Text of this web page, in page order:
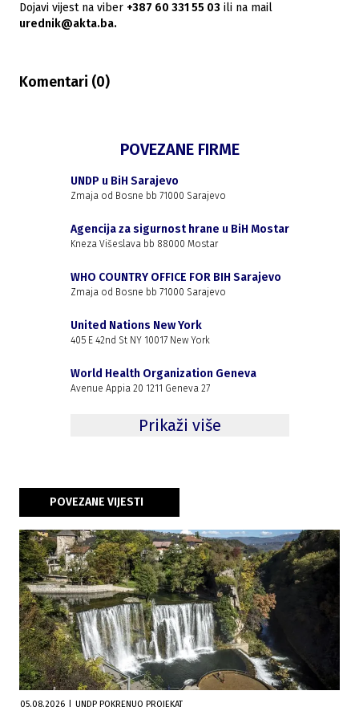
Dojavi vijest na viber +387 60 331 55 03 ili na mail
urednik@akta.ba.
Komentari (0)
POVEZANE FIRME
UNDP u BiH Sarajevo
Zmaja od Bosne bb 71000 Sarajevo
Agencija za sigurnost hrane u BiH Mostar
Kneza Višeslava bb 88000 Mostar
WHO COUNTRY OFFICE FOR BIH Sarajevo
Zmaja od Bosne bb 71000 Sarajevo
United Nations New York
405 E 42nd St NY 10017 New York
World Health Organization Geneva
Avenue Appia 20 1211 Geneva 27
Prikaži više
POVEZANE VIJESTI
05.08.2026 UNDP POKRENUO PROJEKAT